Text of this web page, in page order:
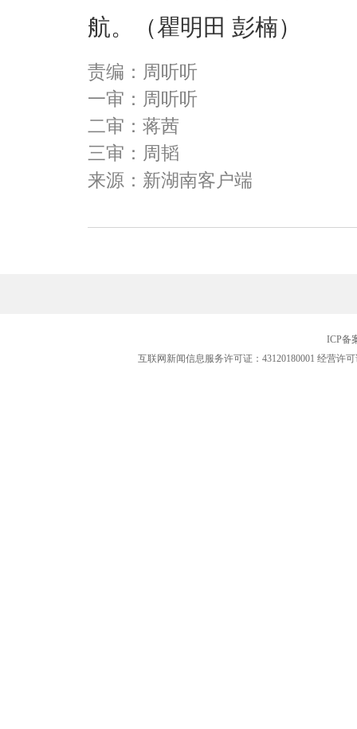
航。
（瞿明田 彭楠）
责编：周听听
一审：周听听
二审：蒋茜
三审：周韬
来源：新湖南客户端
ICP备
互联网新闻信息服务许可证：43120180001 经营许可